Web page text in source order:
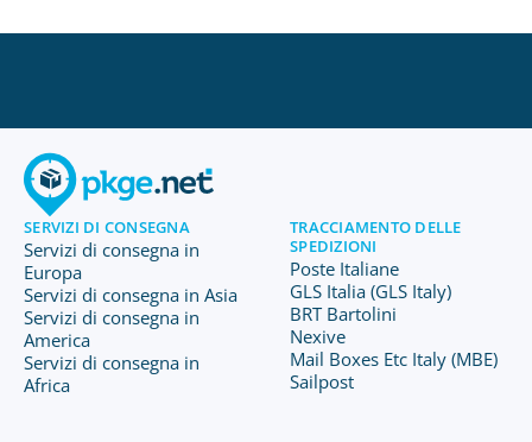
SERVIZI DI CONSEGNA
Servizi di consegna in
Europa
Servizi di consegna in Asia
Servizi di consegna in
America
Servizi di consegna in
Africa
TRACCIAMENTO DELLE
SPEDIZIONI
Poste Italiane
GLS Italia (GLS Italy)
BRT Bartolini
Nexive
Mail Boxes Etc Italy (MBE)
Sailpost